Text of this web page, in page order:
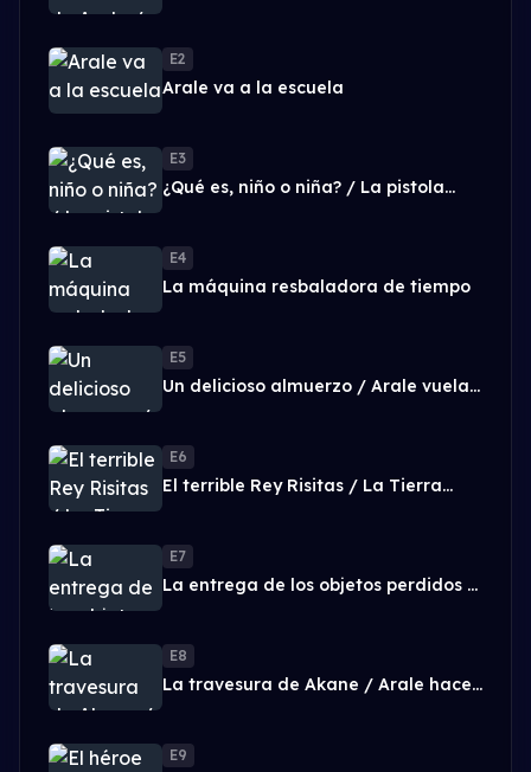
E2
Arale va a la escuela
E3
¿Qué es, niño o niña? / La pistola
E4
La máquina resbaladora de tiempo
E5
Un delicioso almuerzo / Arale vuela
E6
El terrible Rey Risitas / La Tierra
E7
La entrega de los objetos perdidos /
E8
La travesura de Akane / Arale hace
E9